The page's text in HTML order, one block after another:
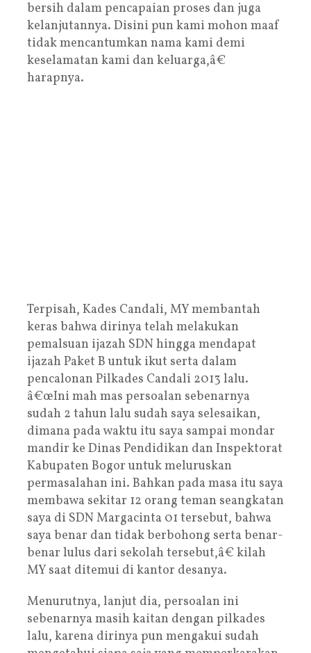
bersih dalam pencapaian proses dan juga
kelanjutannya. Disini pun kami mohon maaf
tidak mencantumkan nama kami demi
keselamatan kami dan keluarga,â€
harapnya.
Terpisah, Kades Candali, MY membantah
keras bahwa dirinya telah melakukan
pemalsuan ijazah SDN hingga mendapat
ijazah Paket B untuk ikut serta dalam
pencalonan Pilkades Candali 2013 lalu.
â€œIni mah mas persoalan sebenarnya
sudah 2 tahun lalu sudah saya selesaikan,
dimana pada waktu itu saya sampai mondar
mandir ke Dinas Pendidikan dan Inspektorat
Kabupaten Bogor untuk meluruskan
permasalahan ini. Bahkan pada masa itu saya
membawa sekitar 12 orang teman seangkatan
saya di SDN Margacinta 01 tersebut, bahwa
saya benar dan tidak berbohong serta benar-
benar lulus dari sekolah tersebut,â€ kilah
MY saat ditemui di kantor desanya.
Menurutnya, lanjut dia, persoalan ini
sebenarnya masih kaitan dengan pilkades
lalu, karena dirinya pun mengakui sudah